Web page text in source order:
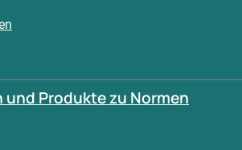
Produkte zu Normen